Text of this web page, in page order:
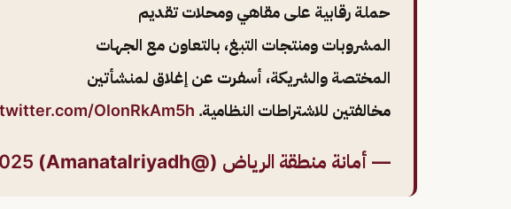
حملة رقابية على مقاهي ومحلات تقديم
المشروبات ومنتجات التبغ، بالتعاون مع الجهات
المختصة والشريكة، أسفرت عن إغلاق لمنشأتين
مخالفتين للاشتراطات النظامية. OIonRkAm5h
— أمانة منطقة الرياض (@Amanatalriyadh)